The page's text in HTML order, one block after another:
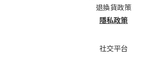
退換貨政策
隱私政策
社交平台